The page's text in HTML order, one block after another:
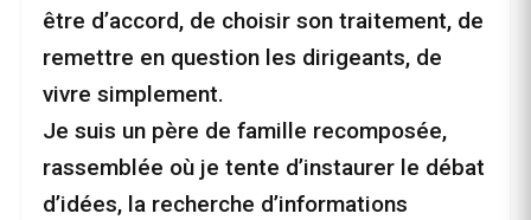
être d’accord, de choisir son traitement, de
remettre en question les dirigeants, de
vivre simplement.
Je suis un père de famille recomposée,
rassemblée où je tente d’instaurer le débat
d’idées, la recherche d’informations